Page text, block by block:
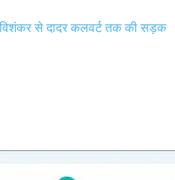
से दादर कलवर्ट तक की सड़क